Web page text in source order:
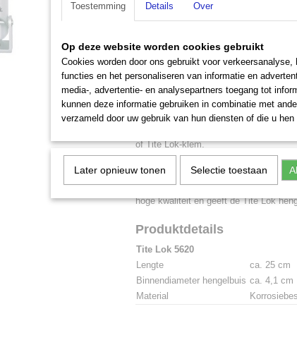
Tite Lok hengelhouder
De Tite Lok hengelhouder heeft een
van de hengelhouder is voorzien van
worden gezwenkt zonder de hengel te
inbussleutel kan de Tite Lok
of Tite Lok-klem.
De Tite Lok hengelhouders zijn naar
borgringen laten ook een 360° rotatie
hoge kwaliteit en geeft de Tite Lok
Produktdetails
Tite Lok 5620
Lengte
ca. 25 cm
Binnendiameter hengelbuis ca. 4,1 cm
Material
Toestemming Details Over
Op deze website worden cookies gebruikt
Cookies worden door ons gebruikt voor
functies en het personaliseren van informatie en
media-, advertentie- en analysepartners toegang tot
kunnen deze informatie gebruiken in combinatie met
verzameld door uw gebruik van hun diensten of die u
Later opnieuw tonen Selectie toestaan